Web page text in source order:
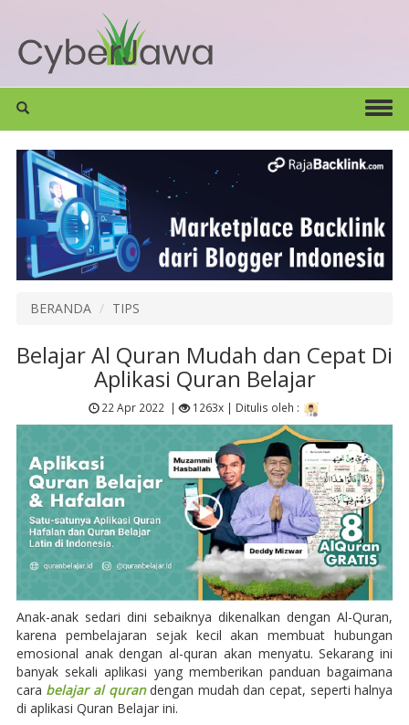
BERANDA TIPS
Belajar Al Quran Mudah dan Cepat Di
Aplikasi Quran Belajar
22 Apr 2022 | 1263x | Ditulis oleh :
Anak-anak sedari dini sebaiknya dikenalkan dengan Al-Quran,
karena pembelajaran sejak kecil akan membuat hubungan
emosional anak dengan al-quran akan menyatu. Sekarang ini
banyak sekali aplikasi yang memberikan panduan bagaimana
cara belajar al qurandengan mudah dan cepat, seperti halnya
di aplikasi Quran Belajar ini.